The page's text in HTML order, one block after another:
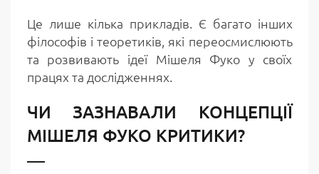
Це лише кілька прикладів. Є багато інших
філософів і теоретиків, які переосмислюють
та розвивають ідеї Мішеля Фуко у своїх
працях та дослідженнях.
ЧИ ЗАЗНАВАЛИ КОНЦЕПЦІЇ
МІШЕЛЯ ФУКО КРИТИКИ?